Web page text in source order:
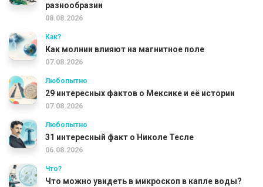
разнообразии
08.08.2026
Как?
Как молнии влияют на магнитное поле
07.08.2026
Любопытно
29 интересных фактов о Мексике и её истории
07.08.2026
Любопытно
31 интересный факт о Николе Тесле
06.08.2026
Что?
Что можно увидеть в микроскоп в капле воды?